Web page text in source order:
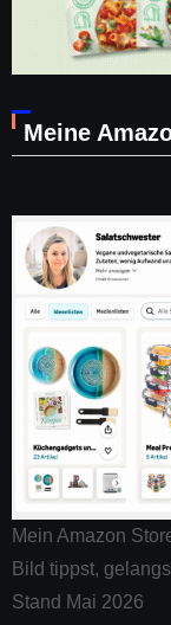
Meine
Mein Amazon
Bild tippst,
Stand Mai 2026